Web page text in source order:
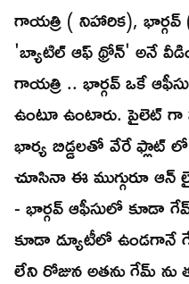
గాయత్రి ( నిహారిక),
'బ్యాటిల్ ఆఫ్ థ్రోన్' అనే
గాయత్రి .. భార్గవ్ ఒకే
ఉంటూ ఉంటారు. పైలెట్ గా
భార్య బిడ్డలతో వేరే ఫ్లాట్
చూసినా ఈ ముగ్గురూ
- భార్గవ్ ఆఫీసులో కూడా
కూడా డ్యూటీలో ఉండగానే
లేని రోజున అతను గేమ్ ను